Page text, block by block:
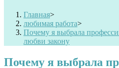
Главная>
любимая работа>
Почему я выбрала
любви закону
Почему я выбрала